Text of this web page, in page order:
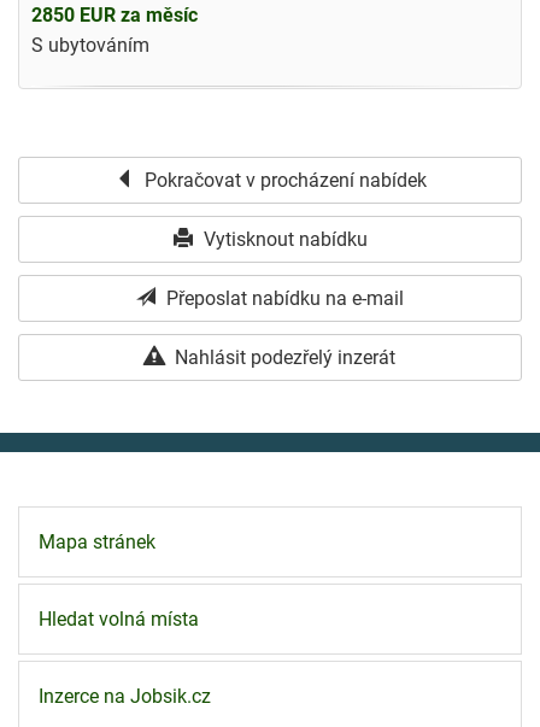
2850 EUR za měsíc
S ubytováním
Pokračovat v procházení nabídek
Vytisknout nabídku
Přeposlat nabídku na e-mail
Nahlásit podezřelý inzerát
Mapa stránek
Hledat volná místa
Inzerce na Jobsik.cz